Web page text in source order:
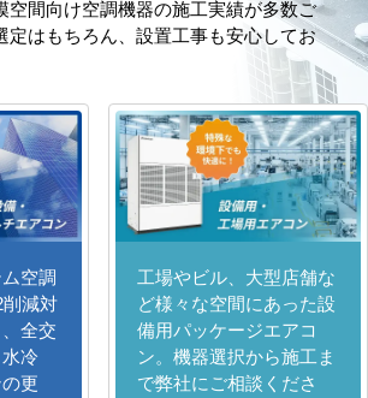
空間向け空調機器の施工実績が多数ご
定はもちろん、設置工事も安心してお
空調
減対
全交
冷
更
工場やビル、大型店舗な
ど様々な空間にあった設
備用パッケージエアコ
ン。機器選択から施工ま
で弊社にご相談くださ